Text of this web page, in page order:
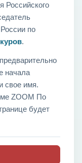
Российского
по
.
начала
свое имя.
ZOOM По
будет